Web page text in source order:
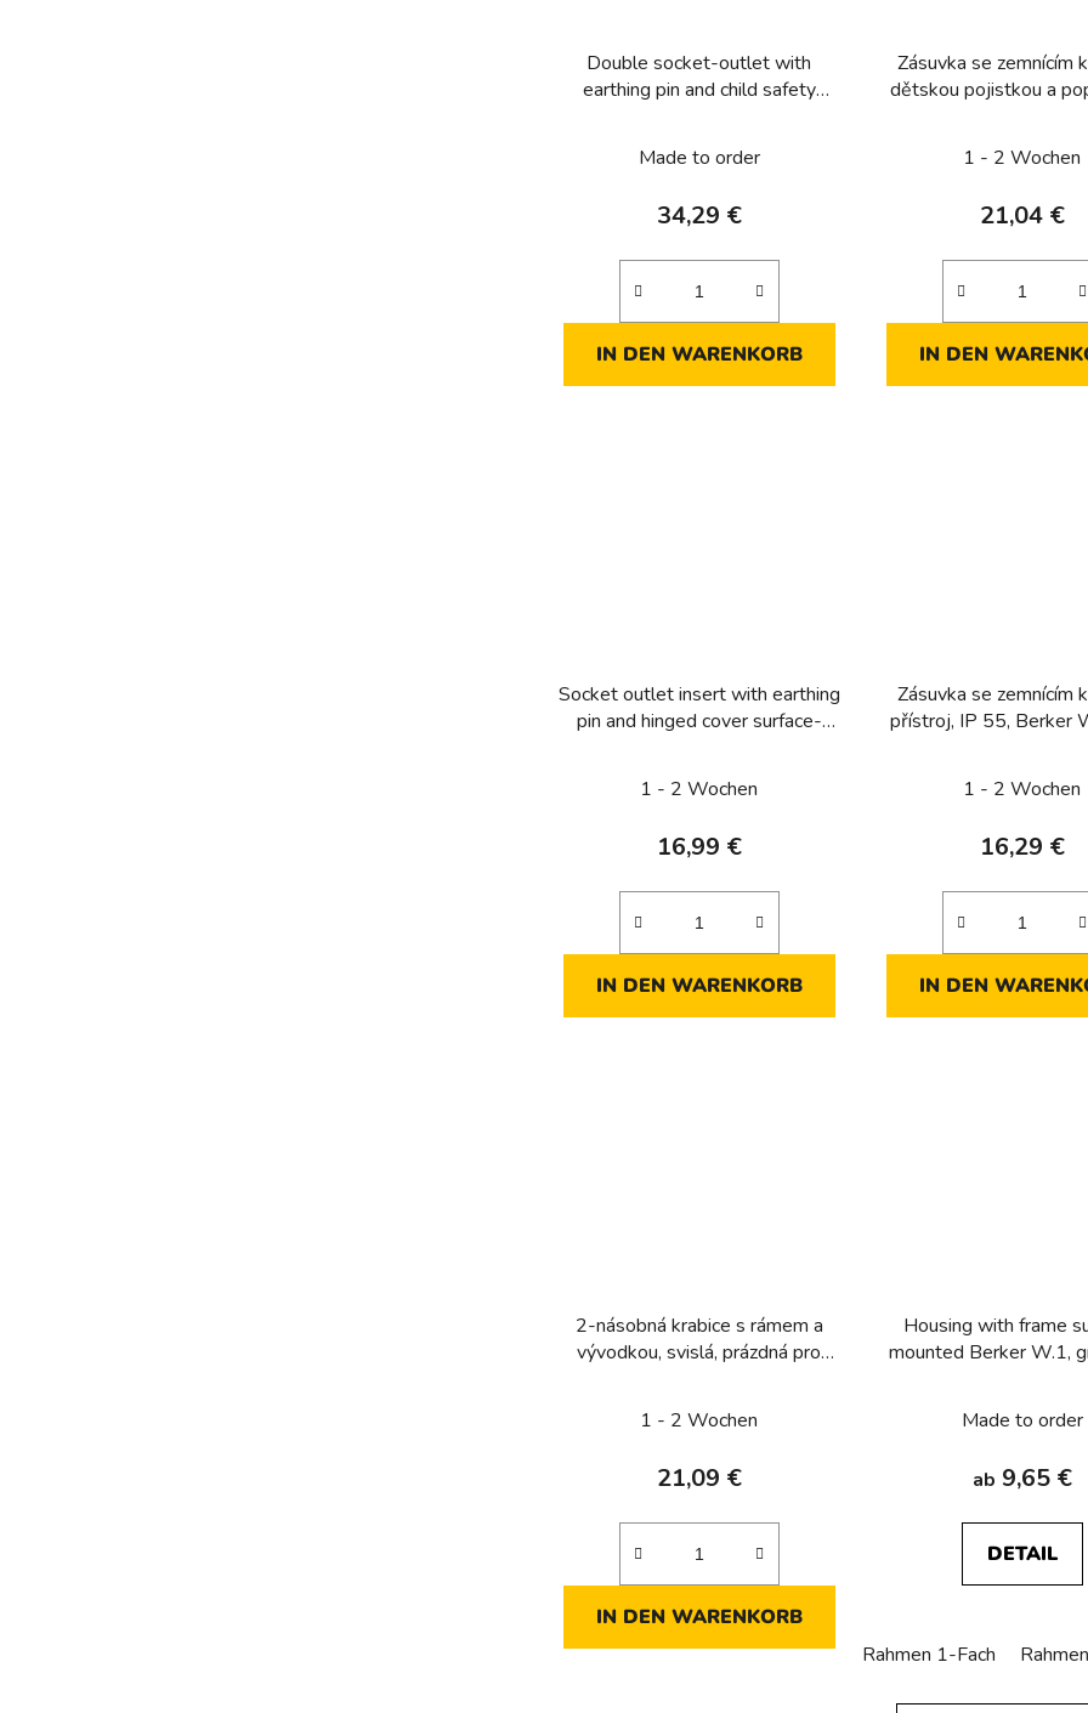
Double socket-outlet with
earthing pin and child safety
light grey, matt
Made to order
34,29 €
IN DEN WARENKORB
Zásuvka se zemnícím
dětskou pojistkou a
1 - 2 Wochen
21,04 €
IN DEN
Socket outlet insert with earthing
pin and hinged cover surface-
Berker W.1, grey matt
1 - 2 Wochen
16,99 €
IN DEN WARENKORB
Zásuvka se zemnícím
přístroj, IP 55, Berker
1 - 2 Wochen
16,29 €
IN DEN
2-násobná krabice s rámem a
vývodkou, svislá, prázdná pro
mat
1 - 2 Wochen
21,09 €
IN DEN WARENKORB
Housing with frame
mounted Berker W.1,
Made to order
ab 9,65 €
DETAIL
Rahmen 1-Fach